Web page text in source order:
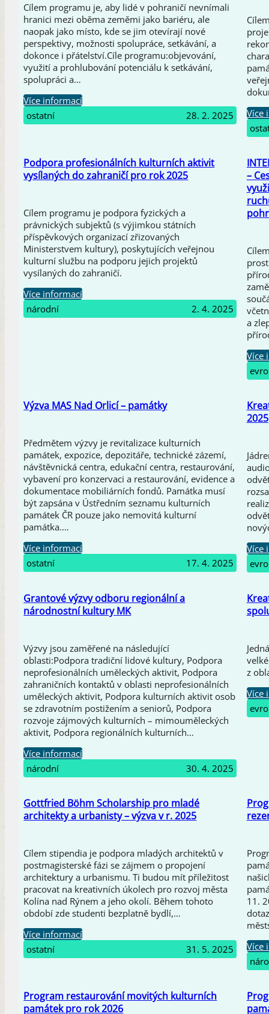
Cílem programu je, aby lidé v pohraničí nevnímali
hranici mezi oběma zeměmi jako bariéru, ale
naopak jako místo, kde se jim otevírají nové
perspektivy, možnosti spolupráce, setkávání, a
dokonce i přátelství.Cíle programu:objevování,
využití a prohlubování potenciálu k setkávání,
spolupráci a…
Více informací
ostatní
28. 2. 2025
Více
Podpora profesionálních kulturních aktivit
vysílaných do zahraničí pro rok 2025
Cílem programu je podpora fyzických a
právnických subjektů (s výjimkou státních
příspěvkových organizací zřizovaných
Ministerstvem kultury), poskytujících veřejnou
kulturní službu na podporu jejich projektů
vysílaných do zahraničí.
Více informací
národní
2. 4. 2025
–
a
Více
Výzva MAS Nad Orlicí – památky
Předmětem výzvy je revitalizace kulturních
památek, expozice, depozitáře, technické zázemí,
návštěvnická centra, edukační centra, restaurování,
vybavení pro konzervaci a restaurování, evidence a
dokumentace mobiliárních fondů. Památka musí
být zapsána v Ústředním seznamu kulturních
památek ČR pouze jako nemovitá kulturní
památka.…
Více informací
ostatní
17. 4. 2025
2025
Více
Grantové výzvy odboru regionální a
národnostní kultury MK
Výzvy jsou zaměřené na následující
oblasti:Podpora tradiční lidové kultury, Podpora
neprofesionálních uměleckých aktivit, Podpora
zahraničních kontaktů v oblasti neprofesionálních
uměleckých aktivit, Podpora kulturních aktivit osob
se zdravotním postižením a seniorů, Podpora
rozvoje zájmových kulturních – mimouměleckých
aktivit, Podpora regionálních kulturních…
Více informací
národní
30. 4. 2025
z
Více
Gottfried Böhm Scholarship pro mladé
architekty a urbanisty – výzva v r. 2025
Cílem stipendia je podpora mladých architektů v
postmagisterské fázi se zájmem o propojení
architektury a urbanismu. Ti budou mít příležitost
pracovat na kreativních úkolech pro rozvoj města
Kolína nad Rýnem a jeho okolí. Během tohoto
období zde studenti bezplatně bydlí,…
Více informací
ostatní
31. 5. 2025
11.
Více
Program restaurování movitých kulturních
památek pro rok 2026